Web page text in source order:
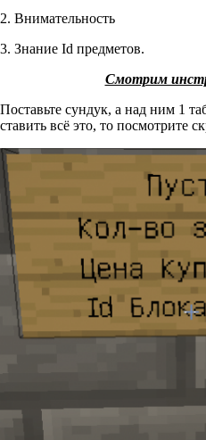
2. Внимательность
3. Знание Id предметов.
Смотрим
Поставьте сундук, а над ним 1
ставить всё это, то посмотрите